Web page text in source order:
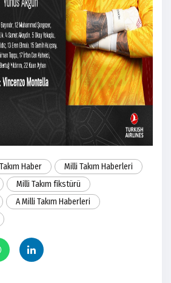
Haber
Milli Takım Haberleri
Milli Takım fikstürü
A Milli Takım Haberleri